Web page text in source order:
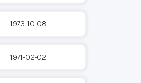
1973-10-08
1971-02-02